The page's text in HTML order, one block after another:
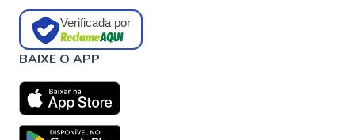
Verificada por
BAIXE O APP